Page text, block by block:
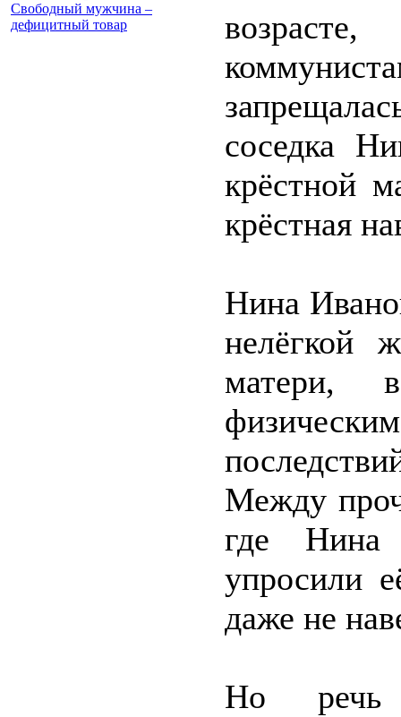
Свободный мужчина –
дефицитный товар
соседка
крёстной
крёстная
Нина
нелёгкой
матери,
Между
где Нина
упросили
даже не
Но